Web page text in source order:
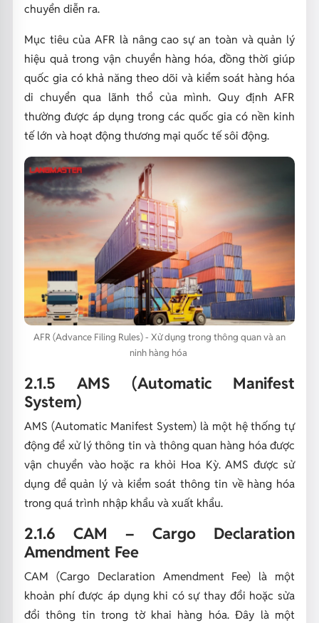
chuyển diễn ra.
Mục tiêu của AFR là nâng cao sự an toàn và quản lý
hiệu quả trong vận chuyển hàng hóa, đồng thời giúp
quốc gia có khả năng theo dõi và kiểm soát hàng hóa
di chuyển qua lãnh thổ của mình. Quy định AFR
thường được áp dụng trong các quốc gia có nền kinh
tế lớn và hoạt động thương mại quốc tế sôi động.
AFR (Advance Filing Rules) - Xử dụng trong thông quan và an
ninh hàng hóa
2.1.5 AMS (Automatic Manifest
System)
AMS (Automatic Manifest System) là một hệ thống tự
động để xử lý thông tin và thông quan hàng hóa được
vận chuyển vào hoặc ra khỏi Hoa Kỳ. AMS được sử
dụng để quản lý và kiểm soát thông tin về hàng hóa
trong quá trình nhập khẩu và xuất khẩu.
2.1.6 CAM – Cargo Declaration
Amendment Fee
CAM (Cargo Declaration Amendment Fee) là một
khoản phí được áp dụng khi có sự thay đổi hoặc sửa
đổi thông tin trong tờ khai hàng hóa. Đây là một